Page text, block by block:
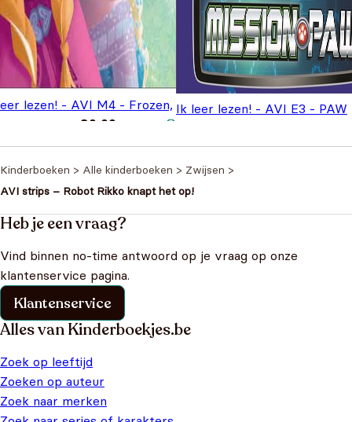
lezen! - AVI M4 - Frozen,
€9,99
Ik leer lezen! - AVI E3 - PAW
Kinderboeken > Alle kinderboeken > Zwijsen >
AVI strips – Robot Rikko knapt het op!
Heb je een vraag?
Vind binnen no-time antwoord op je vraag op onze
klantenservice pagina.
Klantenservice
Alles van Kinderboekjes.be
Zoek op leeftijd
Zoeken op auteur
Zoek naar merken